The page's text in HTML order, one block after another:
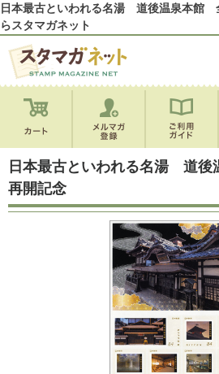
日本最古といわれる名湯 道後温泉本館
らスタマガネット
日本最古といわれる名湯 道
再開記念